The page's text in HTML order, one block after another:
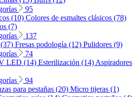
95
(10) Colores de esmaltes clásicos (78)
(7)
137
Fresas podología (12) Pulidores (9)
74
LED (14) Esterilización (14) Aspiradores
94
para pestañas (20) Micro tijeras (1)